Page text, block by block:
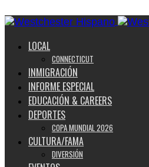
LOCAL
CONNECTICUT
INMIGRACIÓN
INFORME ESPECIAL
EDUCACIÓN & CAREERS
DEPORTES
COPA MUNDIAL 2026
CULTURA/FAMA
DIVERSIÓN